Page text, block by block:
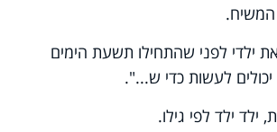
ילדי לפני שהתחילו תשעת הימים
לעשות כדי ש...".
ילד ילד לפי גילו.